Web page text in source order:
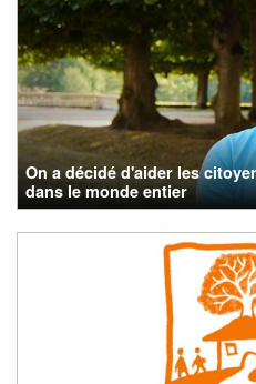
On a décidé d'aider les
dans le monde entier